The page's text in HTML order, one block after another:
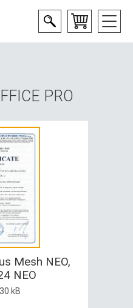
PRO
Mesh NEO,
NEO
kB